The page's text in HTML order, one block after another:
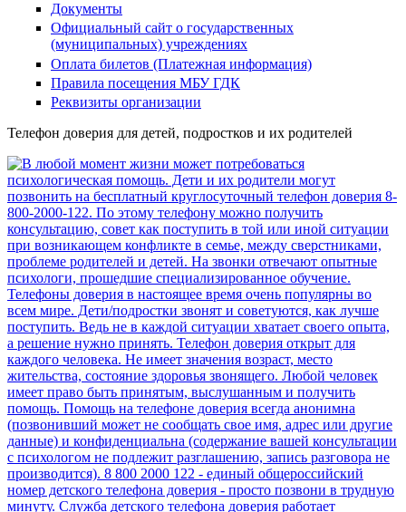
Документы
Официальный сайт о государственных
(муниципальных) учреждениях
Оплата билетов (Платежная информация)
Правила посещения МБУ ГДК
Реквизиты организации
Телефон доверия для детей, подростков и их родителей